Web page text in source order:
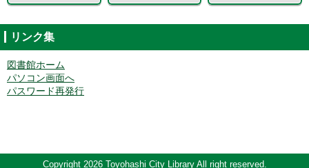
リンク集
図書館ホーム
パソコン画面へ
パスワード再発行
Copyright 2026 Toyohashi City Library All right reserved.